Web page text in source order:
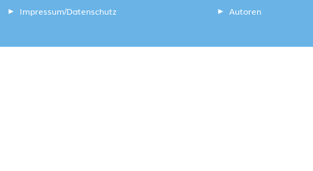
Impressum/Datenschutz
Autoren